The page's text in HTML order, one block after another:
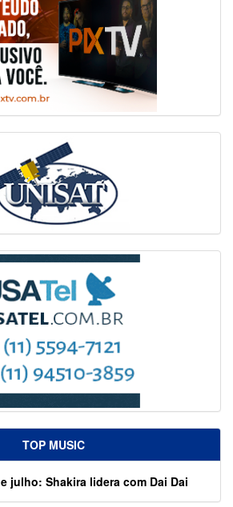
TOP MUSIC
julho: Shakira lidera com Dai Dai